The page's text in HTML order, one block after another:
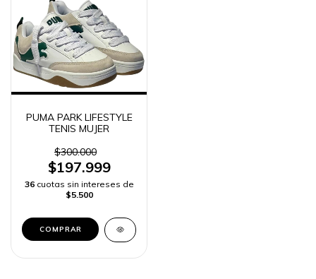
PUMA PARK LIFESTYLE
TENIS MUJER
$300.000
$197.999
36 cuotas sin intereses de
$5.500
COMPRAR